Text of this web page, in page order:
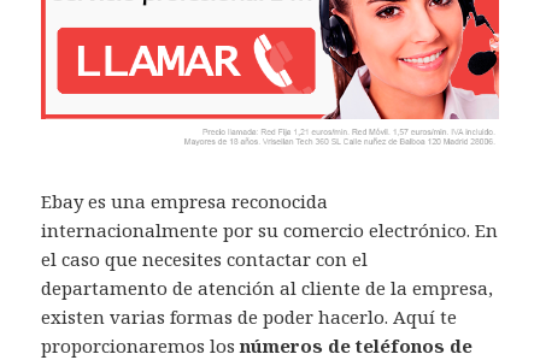
Ebay es una empresa reconocida
internacionalmente por su comercio electrónico. En
el caso que necesites contactar con el
departamento de atención al cliente de la empresa,
existen varias formas de poder hacerlo. Aquí te
proporcionaremos losnúmeros de teléfonos de